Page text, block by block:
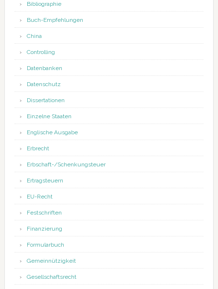
Bibliographie
Buch-Empfehlungen
China
Controlling
Datenbanken
Datenschutz
Dissertationen
Einzelne Staaten
Englische Ausgabe
Erbrecht
Erbschaft-/Schenkungsteuer
Ertragsteuern
EU-Recht
Festschriften
Finanzierung
Formularbuch
Gemeinnützigkeit
Gesellschaftsrecht